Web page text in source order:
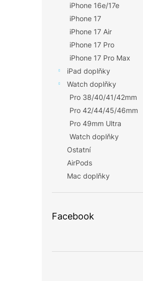
iPhone 16e/17e
iPhone 17
iPhone 17 Air
iPhone 17 Pro
iPhone 17 Pro Max
iPad doplňky
Watch doplňky
Pro 38/40/41/42mm
Pro 42/44/45/46mm
Pro 49mm Ultra
Watch doplňky
Ostatní
AirPods
Mac doplňky
Facebook